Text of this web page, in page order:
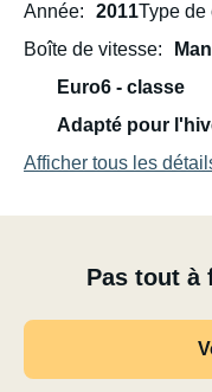
Année
2011Type de
Boîte de vitesse
Euro6 - classe
Adapté pour
Afficher tous les
Pas tout à